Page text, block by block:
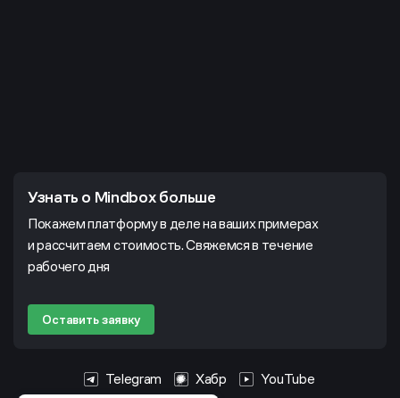
Узнать о Mindbox больше
Покажем платформу в деле на ваших примерах
и рассчитаем стоимость. Свяжемся в течение
рабочего дня
Оставить заявку
Telegram Хабр
YouTube